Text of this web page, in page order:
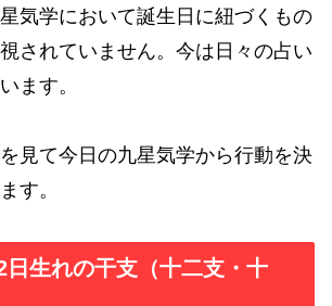
気学において誕生日に紐づくもの
されていません。今は日々の占い
ます。
見て今日の九星気学から行動を決
す。
日生れの干支（十二支・十